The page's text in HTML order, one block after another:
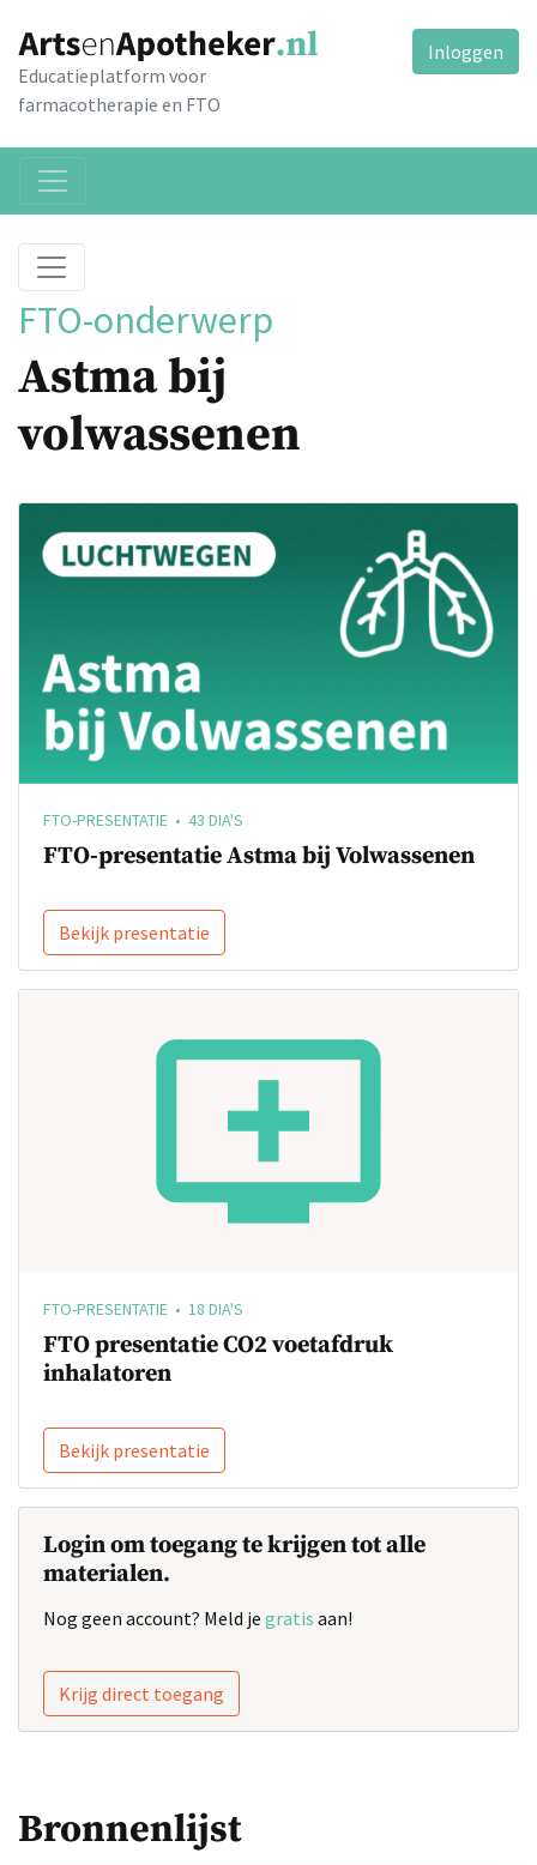
Educatieplatform voor
farmacotherapie en FTO
Inloggen
FTO-onderwerp
Astma bij
volwassenen
FTO-PRESENTATIE • 43 DIA'S
FTO-presentatie Astma bij Volwassenen
Bekijk presentatie
FTO-PRESENTATIE • 18 DIA'S
FTO presentatie CO2 voetafdruk
inhalatoren
Bekijk presentatie
Login om toegang te krijgen tot alle
materialen.
Nog geen account? Meld je gratis aan!
Krijg direct toegang
Bronnenlijst